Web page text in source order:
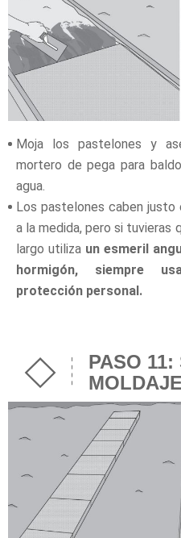
Moja los pastelones y
mortero de pega para
agua.
Los pastelones caben justo
a la medida, pero si tuvieras
largo utiliza un esmeril
hormigón, siempre
protección personal.
PASO